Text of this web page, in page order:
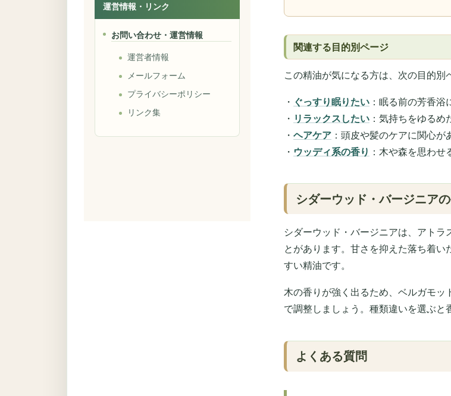
関連する目的別ページ
この精油が気になる方は、次の目的別
・ ぐっすり眠りたい ：眠る前の芳香浴
・ リラックスしたい ：気持ちをゆるめ
・ ヘアケア ：頭皮や髪のケアに関心が
・ ウッディ系の香り ：木や森を思わせ
シダーウッド・バージニア
シダーウッド・バージニアは、アト
とがあります。甘さを抑えた落ち着
すい精油です。
木の香りが強く出るため、ベルガモ
で調整しましょう。種類違いを選ぶと
よくある質問
運営情報・リンク
お問い合わせ・運営情報
運営者情報
メールフォーム
プライバシーポリシー
リンク集